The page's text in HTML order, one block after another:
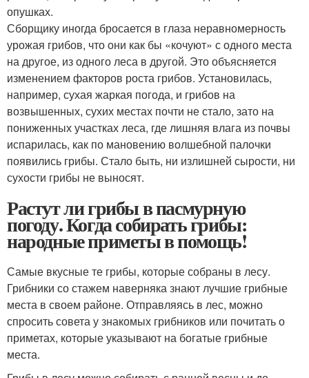
опушках.
Сборщику иногда бросается в глаза неравномерность
урожая грибов, что они как бы «кочуют» с одного места
на другое, из одного леса в другой. Это объясняется
изменением факторов роста грибов. Установилась,
например, сухая жаркая погода, и грибов на
возвышенных, сухих местах почти не стало, зато на
пониженных участках леса, где лишняя влага из почвы
испарилась, как по мановению волшебной палочки
появились грибы. Стало быть, ни излишней сырости, ни
сухости грибы не выносят.
Растут ли грибы в пасмурную
погоду. Когда собирать грибы:
народные приметы в помощь!
Самые вкусные те грибы, которые собраны в лесу.
Грибники со стажем наверняка знают лучшие грибные
места в своем районе. Отправляясь в лес, можно
спросить совета у знакомых грибников или почитать о
приметах, которые указывают на богатые грибные
места.